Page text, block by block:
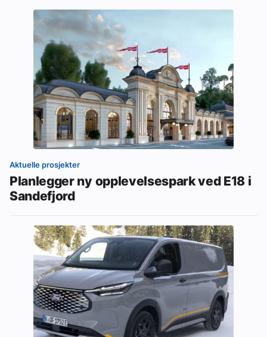
Aktuelle prosjekter
Planlegger ny opplevelsespark ved E18 i
Sandefjord